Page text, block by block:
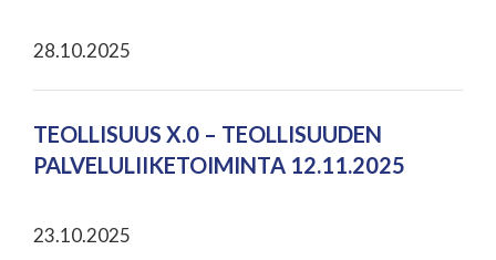
28.10.2025
TEOLLISUUS X.0 – TEOLLISUUDEN
PALVELULIIKETOIMINTA 12.11.2025
23.10.2025